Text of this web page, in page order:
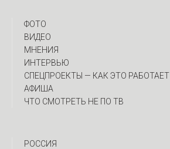
ФОТО
ВИДЕО
МНЕНИЯ
ИНТЕРВЬЮ
CПЕЦПРОЕКТЫ — КАК ЭТО РАБОТАЕТ
АФИША
ЧТО СМОТРЕТЬ НЕ ПО ТВ
РОССИЯ